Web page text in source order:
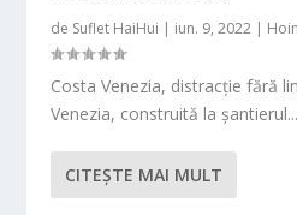
de Suflet HaiHui | iun. 9, 2022 |
Costa Venezia, distracție fără
Venezia, construită la șantierul...
CITEŞTE MAI MULT